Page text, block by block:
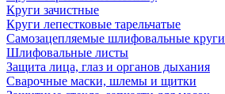
Круги зачистные
Круги лепестковые тарельчатые
Самозацепляемые шлифовальные круги
Шлифовальные листы
Защита лица, глаз и органов дыхания
Сварочные маски, шлемы и щитки